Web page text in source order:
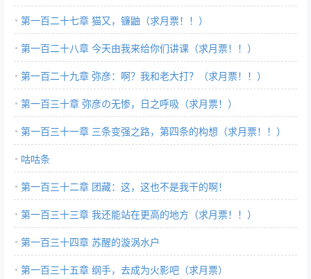
第一百二十七章 猫又，镰鼬（求月票！！）
第一百二十八章 今天由我来给你们讲课（求月票！！）
第一百二十九章 弥彦：啊？我和老大打？（求月票！！）
第一百三十章 弥彦の无惨，日之呼吸（求月票！）
第一百三十一章 三条变强之路，第四条的构想（求月票！！）
咕咕条
第一百三十二章 团藏：这，这也不是我干的啊！
第一百三十三章 我还能站在更高的地方（求月票！！）
第一百三十四章 苏醒的漩涡水户
第一百三十五章 纲手，去成为火影吧（求月票）